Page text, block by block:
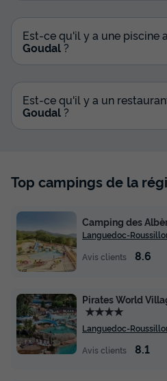
Est-ce qu'il y a une piscine
Goudal?
Est-ce qu'il y a un
Goudal?
Top campings de la
Camping des
Languedoc-
Avis clients
8.6
Pirates World
★★★★
Languedoc-
Avis clients
8.1